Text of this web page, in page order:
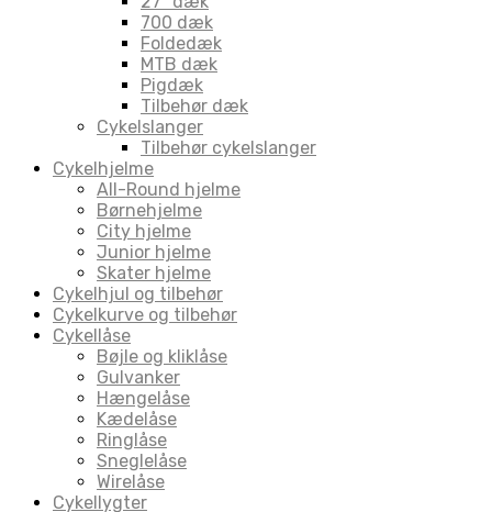
700 dæk
Foldedæk
MTB dæk
Pigdæk
Tilbehør dæk
Cykelslanger
Tilbehør cykelslanger
Cykelhjelme
All-Round hjelme
Børnehjelme
City hjelme
Junior hjelme
Skater hjelme
Cykelhjul og tilbehør
Cykelkurve og tilbehør
Cykellåse
Bøjle og kliklåse
Gulvanker
Hængelåse
Kædelåse
Ringlåse
Sneglelåse
Wirelåse
Cykellygter